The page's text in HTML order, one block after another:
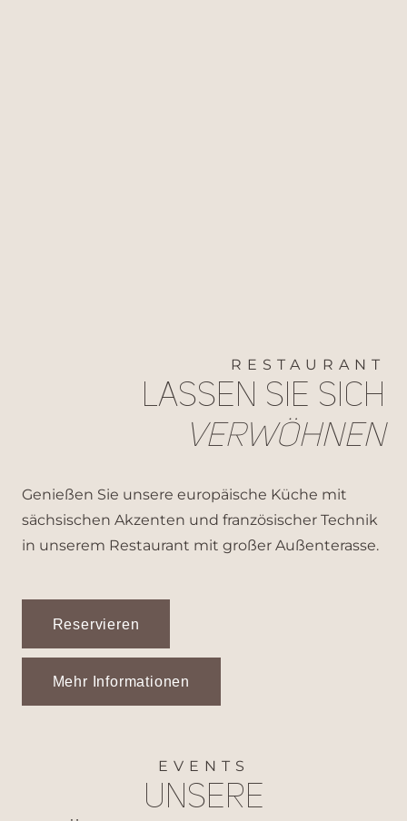
RESTAURANT
Lassen Sie sich
verwöhnen
Genießen Sie unsere europäische Küche mit
sächsischen Akzenten und französischer Technik
in unserem Restaurant mit großer Außenterasse.
Reservieren
Mehr Informationen
EVENTS
Unsere